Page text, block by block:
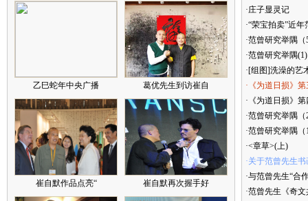
乙巳蛇年中央广播 葛优先生到访崔自
崔自默作品点亮“ 崔自默再次握手好
·庄子显灵记
·“荣宝拍卖”近
·范曾研究举隅（
·范曾研究举隅(1)
·[组图]洗澡的艺
·《为道日损》
·《为道日损》
·范曾研究举隅（
·范曾研究举隅（
·<章草>(上)
·关于范曾先生
·与范曾先生“合
·范曾先生《奇